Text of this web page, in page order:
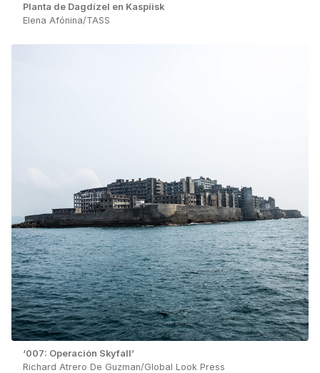
Planta de Dagdízel en Kaspíisk
Elena Afónina/TASS
‘007: Operación Skyfall’
Richard Atrero De Guzman/Global Look Press